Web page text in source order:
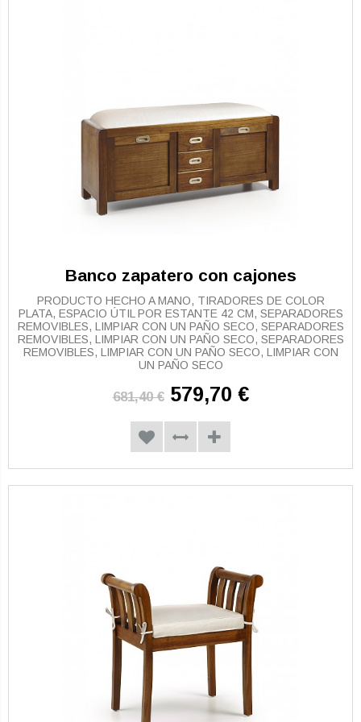
Banco zapatero con cajones
PRODUCTO HECHO A MANO, TIRADORES DE COLOR
PLATA, ESPACIO ÚTIL POR ESTANTE 42 CM, SEPARADORES
REMOVIBLES, LIMPIAR CON UN PAÑO SECO, SEPARADORES
REMOVIBLES, LIMPIAR CON UN PAÑO SECO, SEPARADORES
REMOVIBLES, LIMPIAR CON UN PAÑO SECO, LIMPIAR CON
UN PAÑO SECO
681,40 € 579,70 €